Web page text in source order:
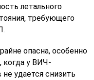
летального
требующего
опасна, особенно
когда у ВИЧ-
удается снизить